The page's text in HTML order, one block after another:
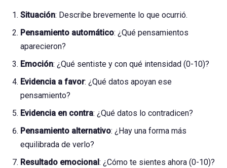
Situación: Describe brevemente lo que ocurrió.
Pensamiento automático: ¿Qué pensamientos
aparecieron?
Emoción: ¿Qué sentiste y con qué intensidad (0-10)?
Evidencia a favor: ¿Qué datos apoyan ese
pensamiento?
Evidencia en contra: ¿Qué datos lo contradicen?
Pensamiento alternativo: ¿Hay una forma más
equilibrada de verlo?
Resultado emocional : ¿Cómo te sientes ahora (0-10)?